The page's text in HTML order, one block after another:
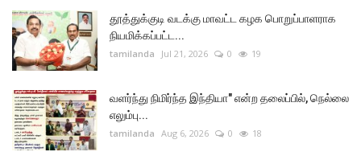
தூத்துக்குடி வடக்கு மாவட்ட கழக பொறுப்பாளராக
நியமிக்கப்பட்ட...
tamilanda Jul 21, 2026 0 19
வளர்ந்து நிமிர்ந்த இந்தியா" என்ற தலைப்பில், நெல்லை
எலும்பு...
tamilanda Aug 6, 2026 0 18